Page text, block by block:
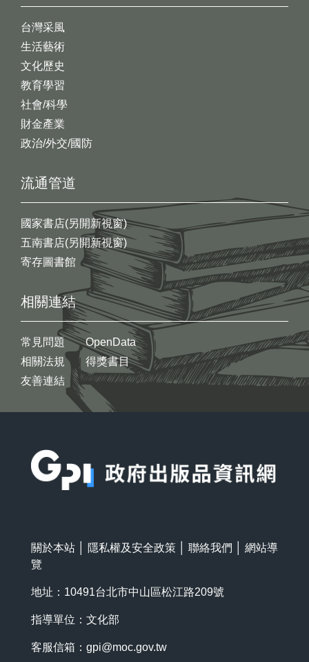
台灣采風
生活藝術
文化歷史
教育學習
社會/科學
財金產業
政治/外交/國防
流通管道
國家書店(另開新視窗)
五南書店(另開新視窗)
寄存圖書館
相關連結
常見問題
相關法規
友善連結
OpenData
得獎書目
關於本站 隱私權及安全政策 聯絡我們
網站導
覽
地址：10491台北市中山區松江路209號
指導單位：文化部
客服信箱： gpi@moc.gov.tw